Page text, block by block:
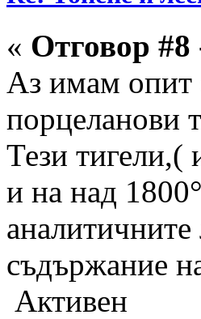
« Отговор #8
Аз имам опит
порцеланови
Тези тигели,(
и на над
аналитичните
съдържание
Активен